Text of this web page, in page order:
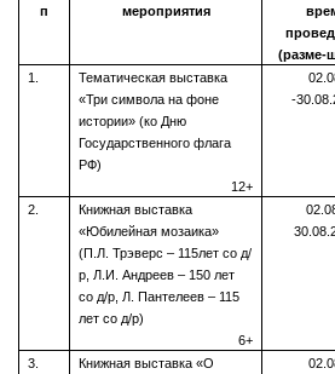
п
мероприятия
(разме-
1.
Тематическая выставка
«Три символа на фоне
истории» (ко Дню
Государственного флага
РФ)
12+
-
2.
Книжная выставка
«Юбилейная мозаика»
(П.Л. Трэверс – 115лет со д/
р, Л.И. Андреев – 150 лет
со д/р, Л. Пантелеев – 115
лет со д/р)
6+
3.
Книжная выставка «О